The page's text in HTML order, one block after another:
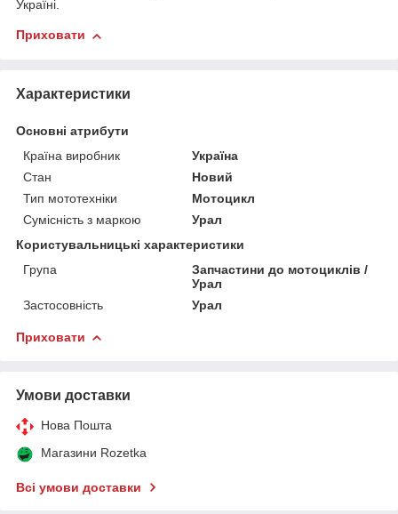
Україні.
Приховати
Характеристики
Основні атрибути
Країна виробник
Україна
Стан
Новий
Тип мототехніки
Мотоцикл
Сумісність з маркою
Урал
Користувальницькі характеристики
Група
Запчастини до мотоциклів /
Урал
Застосовність
Урал
Приховати
Умови доставки
Нова Пошта
Магазини Rozetka
Всі умови доставки